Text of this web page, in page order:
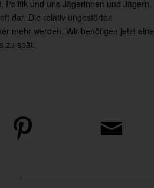
und uns Jägerinnen und Jägern.
dar. Die relativ ungestörten
mehr werden. Wir benötigen jetzt eine
zu spät.